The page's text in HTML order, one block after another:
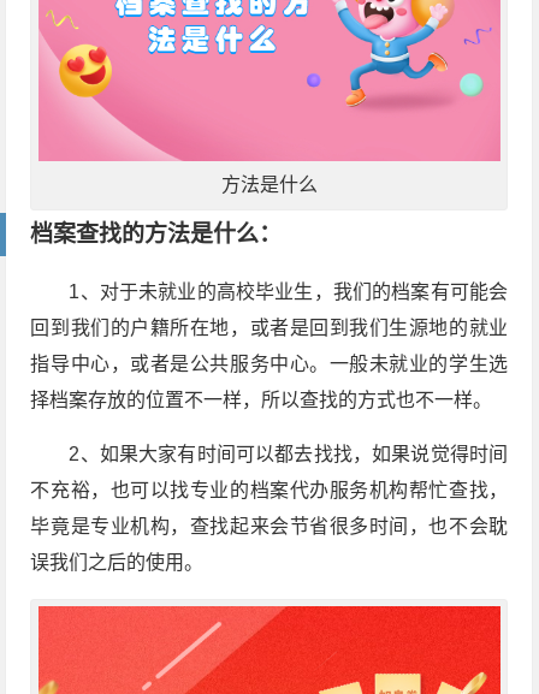
方法是什么
档案查找的方法是什么：
1、对于未就业的高校毕业生，我们的档案有可能会
回到我们的户籍所在地，或者是回到我们生源地的就业
指导中心，或者是公共服务中心。一般未就业的学生选
择档案存放的位置不一样，所以查找的方式也不一样。
2、如果大家有时间可以都去找找，如果说觉得时间
不充裕，也可以找专业的档案代办服务机构帮忙查找，
毕竟是专业机构，查找起来会节省很多时间，也不会耽
误我们之后的使用。